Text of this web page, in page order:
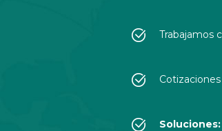
Trabajamos
Soluciones: